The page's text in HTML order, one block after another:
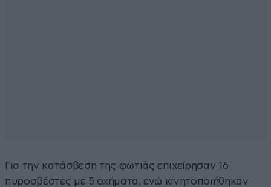
Για την κατάσβεση της φωτιάς επιχείρησαν 16
πυροσβέστες με 5 οχήματα, ενώ κινητοποιήθηκαν